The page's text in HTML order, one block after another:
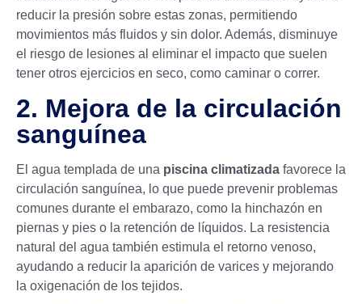
reducir la presión sobre estas zonas, permitiendo
movimientos más fluidos y sin dolor. Además, disminuye
el riesgo de lesiones al eliminar el impacto que suelen
tener otros ejercicios en seco, como caminar o correr.
2. Mejora de la circulación
sanguínea
El agua templada de una piscina climatizada favorece la
circulación sanguínea, lo que puede prevenir problemas
comunes durante el embarazo, como la hinchazón en
piernas y pies o la retención de líquidos. La resistencia
natural del agua también estimula el retorno venoso,
ayudando a reducir la aparición de varices y mejorando
la oxigenación de los tejidos.